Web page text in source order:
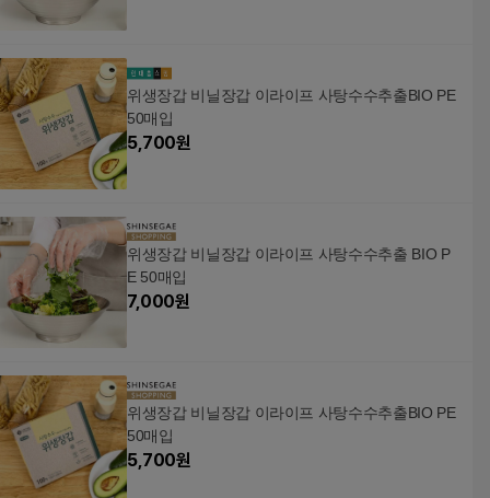
위생장갑 비닐장갑 이라이프 사탕수수추출BIO PE
50매입
5,700원
위생장갑 비닐장갑 이라이프 사탕수수추출 BIO P
E 50매입
7,000원
위생장갑 비닐장갑 이라이프 사탕수수추출BIO PE
50매입
5,700원